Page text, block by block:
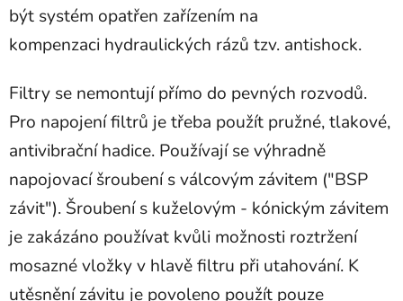
být systém opatřen zařízením na
kompenzaci hydraulických rázů tzv. antishock.
Filtry se nemontují přímo do pevných rozvodů.
Pro napojení filtrů je třeba použít pružné, tlakové,
antivibrační hadice. Používají se výhradně
napojovací šroubení s válcovým závitem ("BSP
závit"). Šroubení s kuželovým - kónickým závitem
je zakázáno používat kvůli možnosti roztržení
mosazné vložky v hlavě filtru při utahování. K
utěsnění závitu je povoleno použít pouze